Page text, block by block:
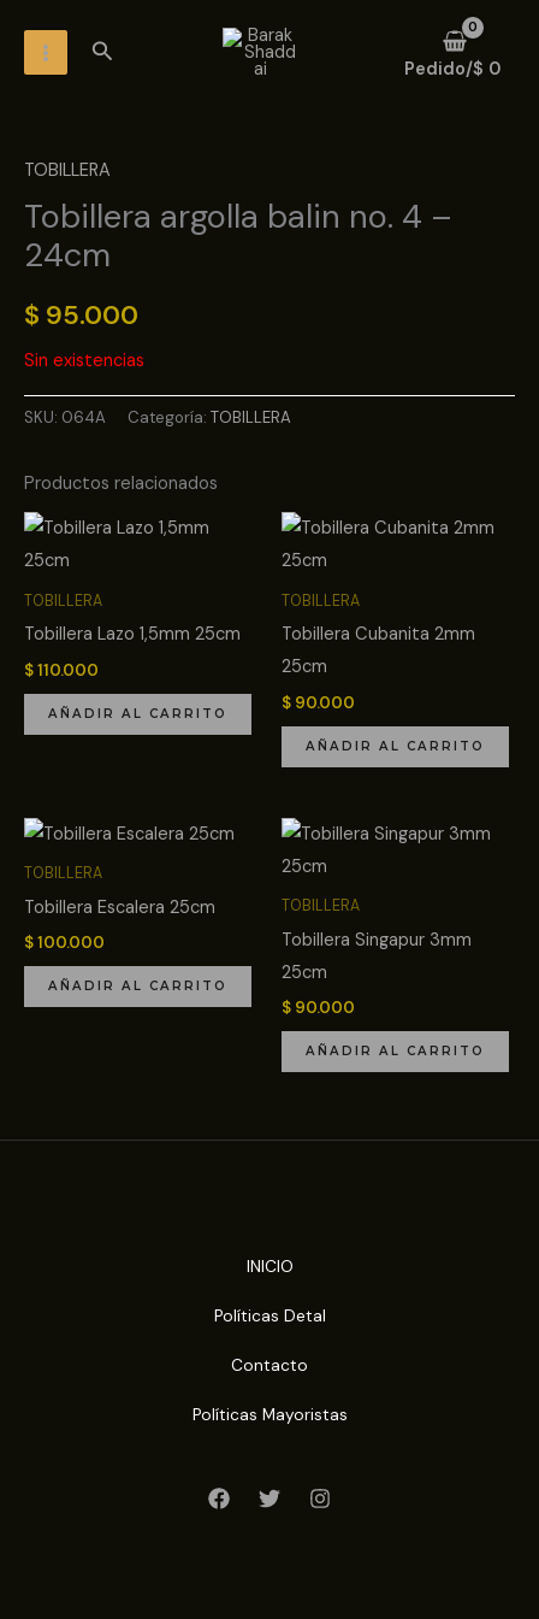
contenidoMENU
Buscar
Pedido/$ 0
TOBILLERA
Tobillera argolla balin no. 4 –
24cm
$ 95.000
Sin existencias
SKU: 064A Categoría: TOBILLERA
Productos relacionados
TOBILLERA
Tobillera Lazo 1,5mm 25cm
$110.000
AÑADIR AL CARRITO
TOBILLERA
Tobillera Cubanita 2mm
25cm
$ 90.000
AÑADIR AL CARRITO
TOBILLERA
Tobillera Escalera 25cm
$100.000
AÑADIR AL CARRITO
TOBILLERA
Tobillera Singapur 3mm
25cm
$ 90.000
AÑADIR AL CARRITO
INICIO
Políticas Detal
Contacto
Políticas Mayoristas